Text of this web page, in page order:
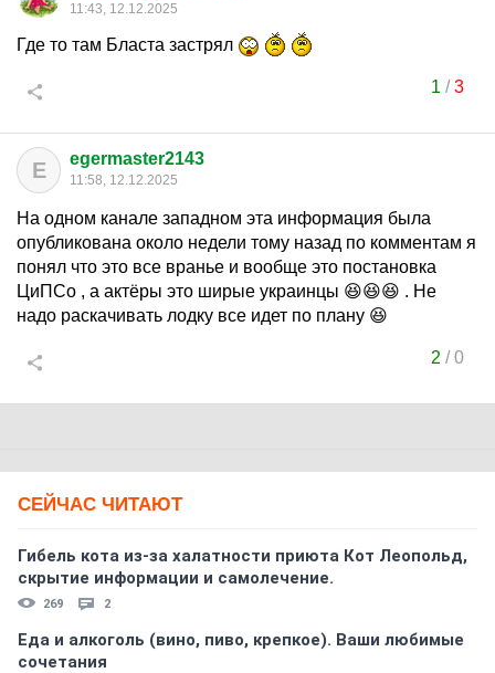
11:43, 12.12.2025
Где то там Бласта застрял
1 /3
E egermaster2143
11:58, 12.12.2025
На одном канале западном эта информация была
опубликована около недели тому назад по комментам я
понял что это все вранье и вообще это постановка
ЦиПСо , а актёры это ширые украинцы 😆😆😆 . Не
надо раскачивать лодку все идет по плану 😆
2 /0
СЕЙЧАС ЧИТАЮТ
Гибель кота из-за халатности приюта Кот Леопольд,
скрытиe информации и самолечение.
269 2
Еда и алкоголь (вино, пиво, крепкое). Ваши любимые
сочетания